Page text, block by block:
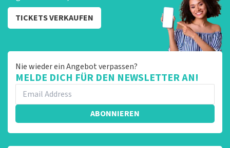
TICKETS VERKAUFEN
Nie wieder ein Angebot verpassen?
MELDE DICH FÜR DEN NEWSLETTER AN!
ABONNIEREN